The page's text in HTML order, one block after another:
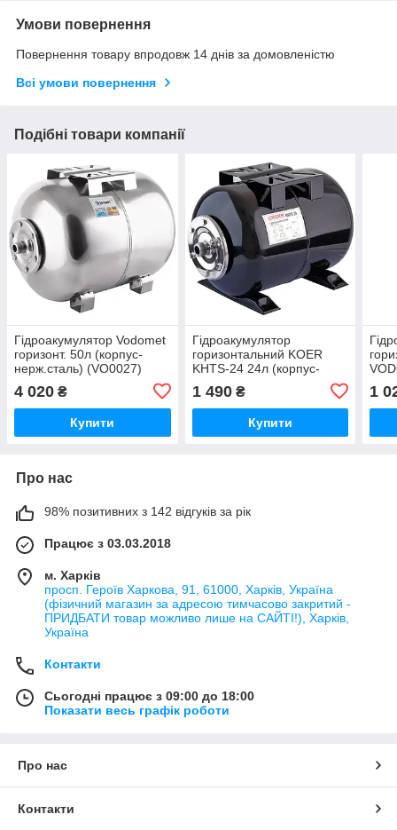
Умови повернення
Повернення товару впродовж 14 днів за домовленістю
Всі умови повернення
Подібні товари компанії
Гідроакумулятор Vodomet
горизонт. 50л (корпус-
нерж.сталь) (VO0027)
4 020 ₴
Купити
Гідроакумулятор
горизонтальний KOER
KHTS-24 24л (корпус-
нержавійка (KB0012)
1 490₴
Купити
1
Про нас
98% позитивних з 142 відгуків за рік
Працює з 03.03.2018
м. Харків
просп. Героїв Харкова, 91, 61000, Харків, Україна
(фізичний магазин за адресою тимчасово закритий -
ПРИДБАТИ товар можливо лише на САЙТІ!), Харків,
Україна
Контакти
Сьогодні працює з 09:00 до 18:00
Показати весь графік роботи
Про нас
Контакти